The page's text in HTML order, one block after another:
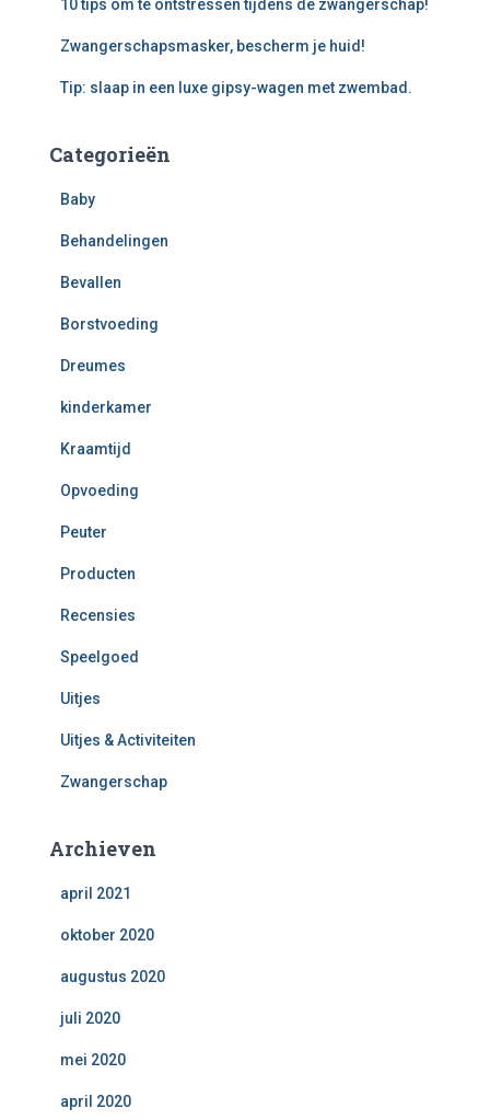
10 tips om te ontstressen tijdens de zwangerschap!
Zwangerschapsmasker, bescherm je huid!
Tip: slaap in een luxe gipsy-wagen met zwembad.
Categorieën
Baby
Behandelingen
Bevallen
Borstvoeding
Dreumes
kinderkamer
Kraamtijd
Opvoeding
Peuter
Producten
Recensies
Speelgoed
Uitjes
Uitjes & Activiteiten
Zwangerschap
Archieven
april 2021
oktober 2020
augustus 2020
juli 2020
mei 2020
april 2020